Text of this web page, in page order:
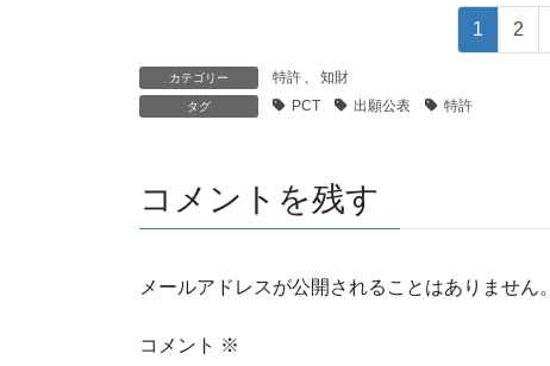
1 2
カテゴリー 特許 、 知財
タグ PCT 出願公表 特許
コメントを残す
メールアドレスが公開されることはありません。
コメント ※